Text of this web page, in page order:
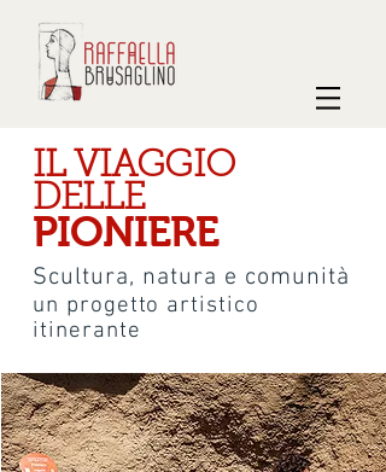
IL VIAGGIO
DELLE
PIONIERE
Scultura, natura e comunità
un progetto artistico
itinerante